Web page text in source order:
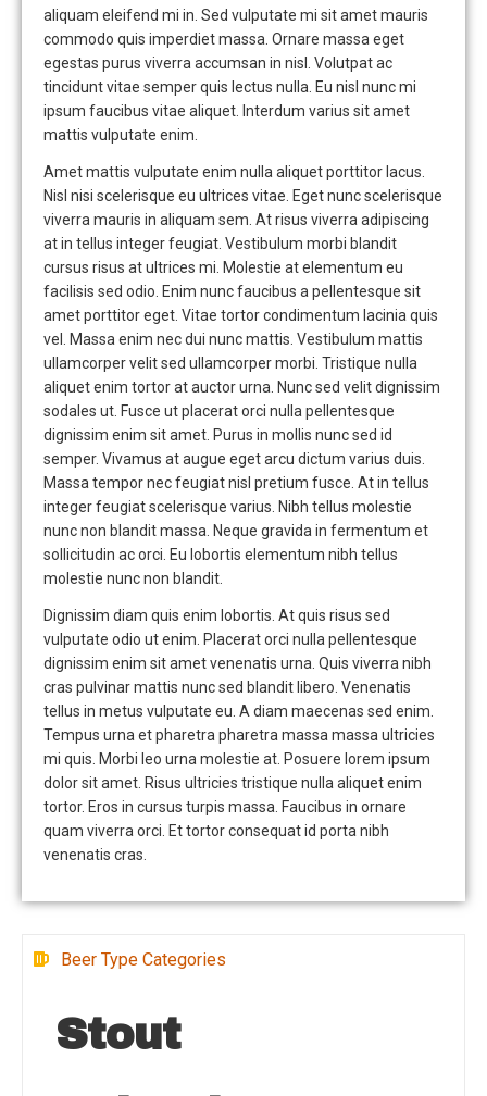
aliquam eleifend mi in. Sed vulputate mi sit amet mauris
commodo quis imperdiet massa. Ornare massa eget
egestas purus viverra accumsan in nisl. Volutpat ac
tincidunt vitae semper quis lectus nulla. Eu nisl nunc mi
ipsum faucibus vitae aliquet. Interdum varius sit amet
mattis vulputate enim.
Amet mattis vulputate enim nulla aliquet porttitor lacus.
Nisl nisi scelerisque eu ultrices vitae. Eget nunc scelerisque
viverra mauris in aliquam sem. At risus viverra adipiscing
at in tellus integer feugiat. Vestibulum morbi blandit
cursus risus at ultrices mi. Molestie at elementum eu
facilisis sed odio. Enim nunc faucibus a pellentesque sit
amet porttitor eget. Vitae tortor condimentum lacinia quis
vel. Massa enim nec dui nunc mattis. Vestibulum mattis
ullamcorper velit sed ullamcorper morbi. Tristique nulla
aliquet enim tortor at auctor urna. Nunc sed velit dignissim
sodales ut. Fusce ut placerat orci nulla pellentesque
dignissim enim sit amet. Purus in mollis nunc sed id
semper. Vivamus at augue eget arcu dictum varius duis.
Massa tempor nec feugiat nisl pretium fusce. At in tellus
integer feugiat scelerisque varius. Nibh tellus molestie
nunc non blandit massa. Neque gravida in fermentum et
sollicitudin ac orci. Eu lobortis elementum nibh tellus
molestie nunc non blandit.
Dignissim diam quis enim lobortis. At quis risus sed
vulputate odio ut enim. Placerat orci nulla pellentesque
dignissim enim sit amet venenatis urna. Quis viverra nibh
cras pulvinar mattis nunc sed blandit libero. Venenatis
tellus in metus vulputate eu. A diam maecenas sed enim.
Tempus urna et pharetra pharetra massa massa ultricies
mi quis. Morbi leo urna molestie at. Posuere lorem ipsum
dolor sit amet. Risus ultricies tristique nulla aliquet enim
tortor. Eros in cursus turpis massa. Faucibus in ornare
quam viverra orci. Et tortor consequat id porta nibh
venenatis cras.
Beer Type Categories
Stout